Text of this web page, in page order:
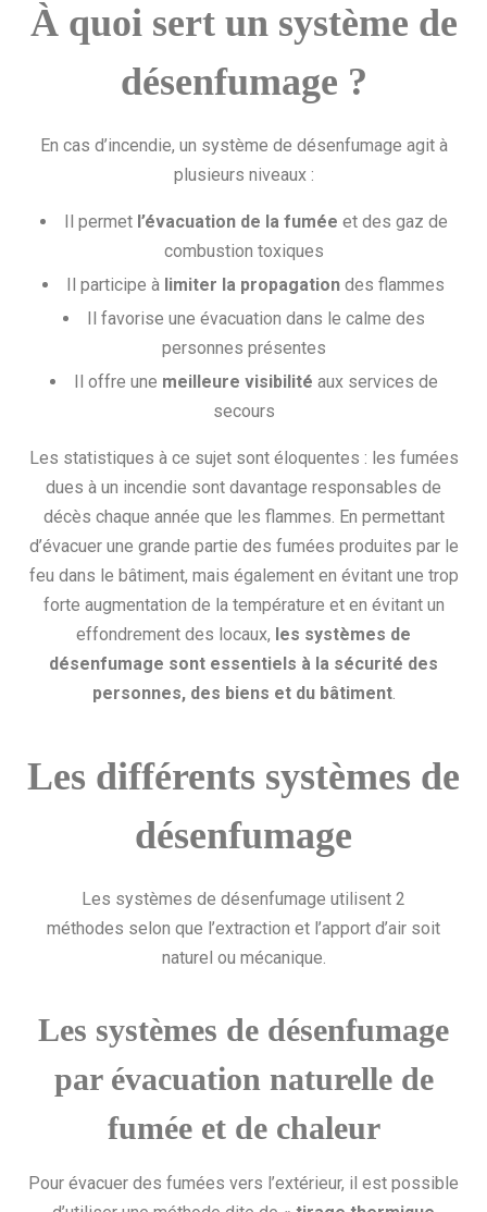
À quoi sert un système de
désenfumage ?
En cas d’incendie, un système de désenfumage agit à
plusieurs niveaux :
Il permet l’évacuation de la fumée et des gaz de
combustion toxiques
Il participe à limiter la propagation des flammes
Il favorise une évacuation dans le calme des
personnes présentes
Il offre une meilleure visibilité aux services de
secours
Les statistiques à ce sujet sont éloquentes : les fumées
dues à un incendie sont davantage responsables de
décès chaque année que les flammes. En permettant
d’évacuer une grande partie des fumées produites par le
feu dans le bâtiment, mais également en évitant une trop
forte augmentation de la température et en évitant un
effondrement des locaux, les systèmes de
désenfumage sont essentiels à la sécurité des
personnes, des biens et du bâtiment.
Les différents systèmes de
désenfumage
Les systèmes de désenfumage utilisent 2
méthodes selon que l’extraction et l’apport d’air soit
naturel ou mécanique.
Les systèmes de désenfumage
par évacuation naturelle de
fumée et de chaleur
Pour évacuer des fumées vers l’extérieur, il est possible